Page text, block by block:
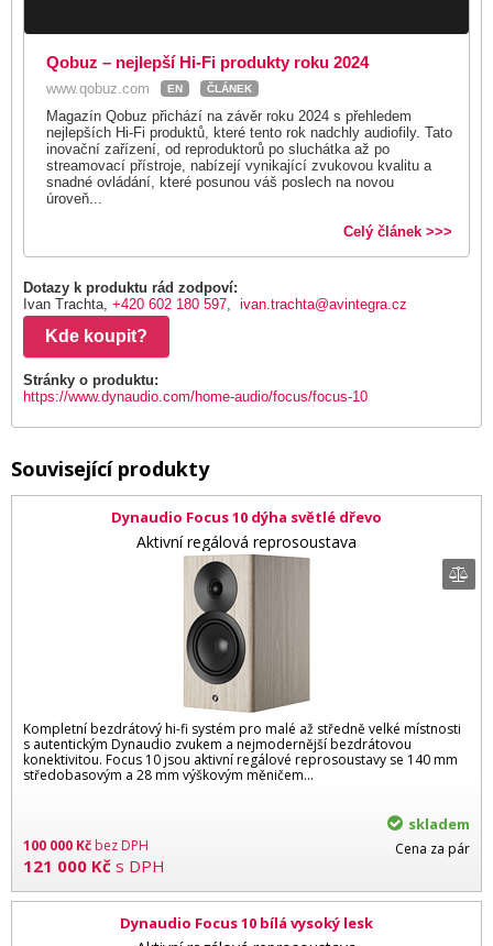
Qobuz – nejlepší Hi-Fi produkty roku 2024
www.qobuz.com EN ČLÁNEK
Magazín Qobuz přichází na závěr roku 2024 s přehledem
nejlepších Hi-Fi produktů, které tento rok nadchly audiofily. Tato
inovační zařízení, od reproduktorů po sluchátka až po
streamovací přístroje, nabízejí vynikající zvukovou kvalitu a
snadné ovládání, které posunou váš poslech na novou
úroveň...
Celý článek >>>
Dotazy k produktu rád zodpoví:
Ivan Trachta, +420 602 180 597, ivan.trachta@avintegra.cz
Kde koupit?
Stránky o produktu:
https://www.dynaudio.com/home-audio/focus/focus-10
Související produkty
Dynaudio Focus 10 dýha světlé dřevo
Aktivní regálová reprosoustava
Kompletní bezdrátový hi-fi systém pro malé až středně velké místnosti
s autentickým Dynaudio zvukem a nejmodernější bezdrátovou
konektivitou. Focus 10 jsou aktivní regálové reprosoustavy se 140 mm
středobasovým a 28 mm výškovým měničem...
100 000 Kčbez DPH
121 000 Kč s DPH
skladem
Cena za pár
Dynaudio Focus 10 bílá vysoký lesk